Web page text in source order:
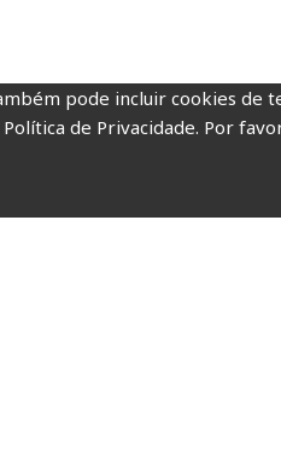
pode incluir cookies de
de Privacidade. Por